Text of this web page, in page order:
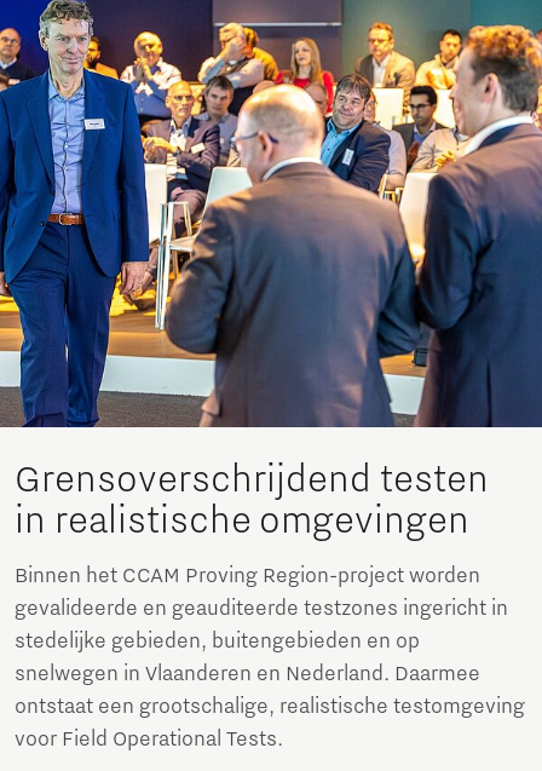
Grensoverschrijdend testen
in realistische omgevingen
Binnen het CCAM Proving Region-project worden
gevalideerde en geauditeerde testzones ingericht in
stedelijke gebieden, buitengebieden en op
snelwegen in Vlaanderen en Nederland. Daarmee
ontstaat een grootschalige, realistische testomgeving
voor Field Operational Tests.